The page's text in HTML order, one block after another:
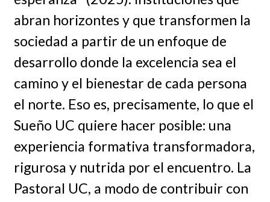
abran horizontes y que transformen la
sociedad a partir de un enfoque de
desarrollo donde la excelencia sea el
camino y el bienestar de cada persona
el norte. Eso es, precisamente, lo que el
Sueño UC quiere hacer posible: una
experiencia formativa transformadora,
rigurosa y nutrida por el encuentro. La
Pastoral UC, a modo de contribuir con